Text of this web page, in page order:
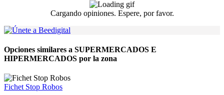
Cargando opiniones. Espere, por favor.
Opciones similares a SUPERMERCADOS E
HIPERMERCADOS por la zona
Fichet Stop Robos